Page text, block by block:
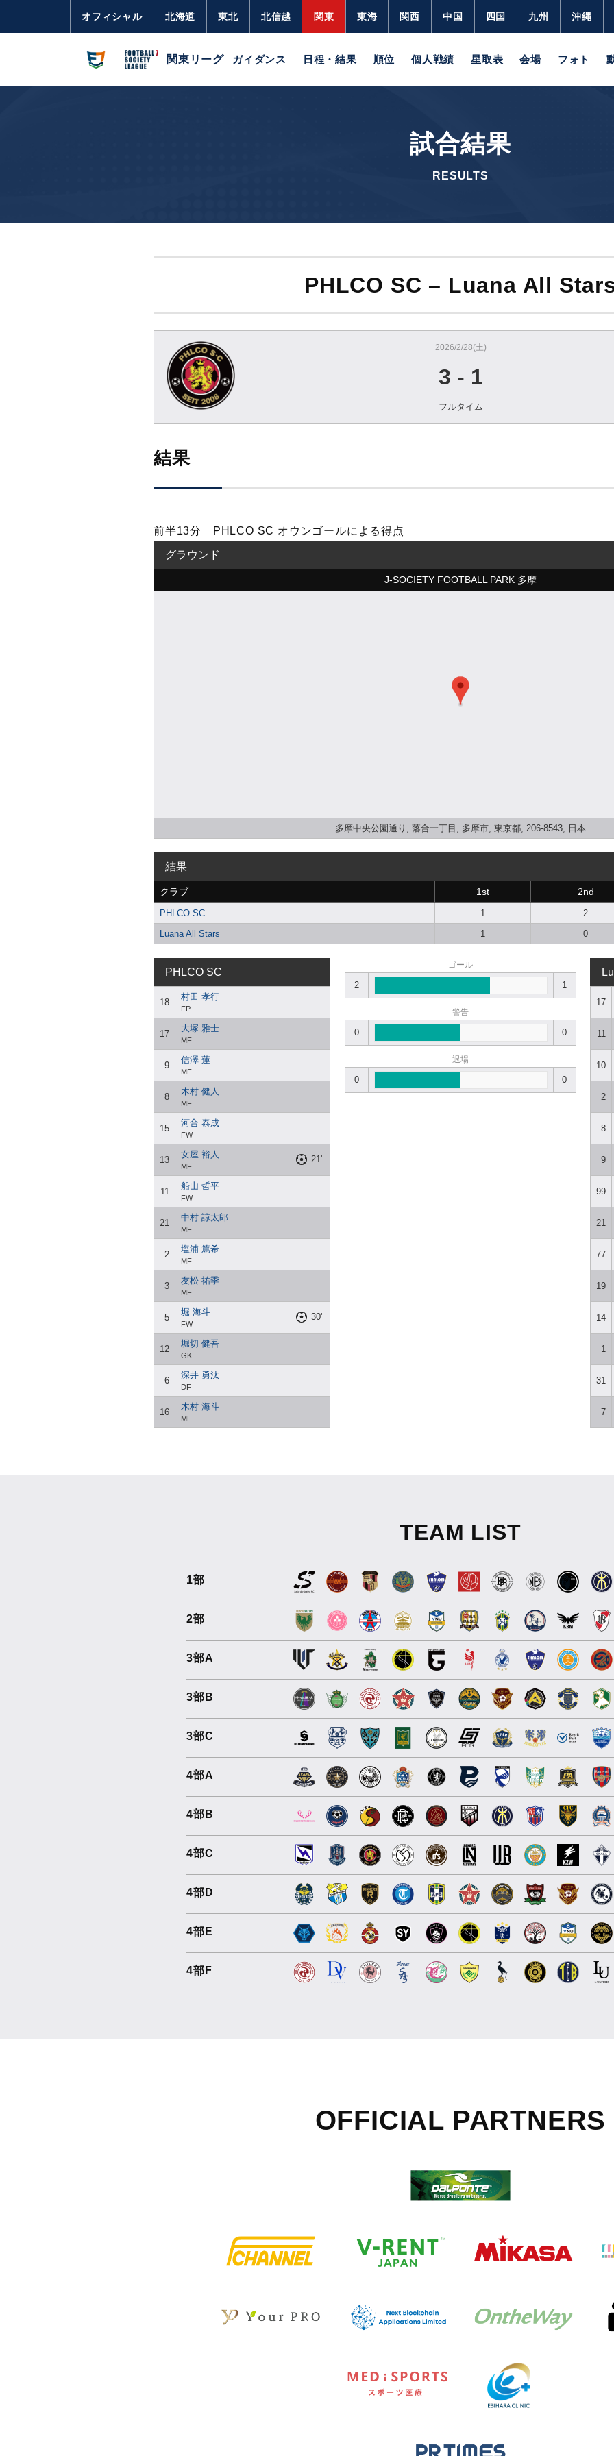
オフィシャル 北海道 東北 北信越 関東 東海 関西 中国 四国 九州 沖縄
関東リーグ ガイダンス 日程・結果 順位 個人戦績 星取表 会場 フォト
試合結果
RESULTS
PHLCO SC – Luana All
2026/2/28(土)
3 - 1
フルタイム
結果
前半13分 PHLCO SC オウンゴールによる得点
グラウンド
J-SOCIETY FOOTBALL PARK 多摩
多摩中央公園通り, 落合一丁目, 多摩市, 東京都, 206-8543, 日本
結果
クラブ 1st 2nd
PHLCO SC 1 2
Luana All Stars
1 0
PHLCO SC
18
村田 孝行
FP
17
大塚 雅士
MF
9
信澤 蓮
MF
8
木村 健人
MF
15
河合 泰成
FW
13
女屋 裕人
MF
21'
11
船山 哲平
FW
21
中村 諒太郎
MF
2
塩浦 篤希
MF
3
友松 祐季
MF
5
堀 海斗
FW
30'
12
堀切 健吾
GK
6
深井 勇汰
DF
16
木村 海斗
MF
17
11
10
2
8
9
99
21
77
19
14
1
31
7
ゴール
2 1
警告
0 0
退場
0 0
TEAM LIST
1部
2部
3部A
3部B
3部C
4部A
4部B
4部C
4部D
4部E
4部F
OFFICIAL PARTNERS